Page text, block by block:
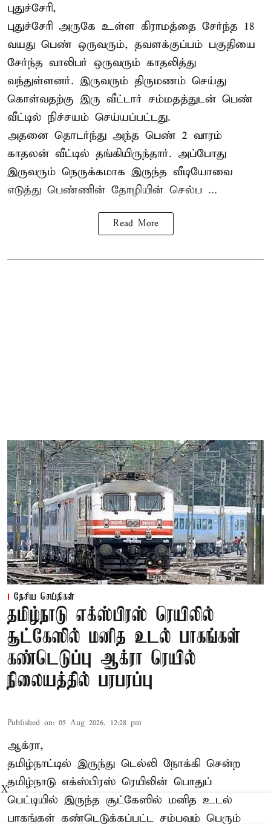
புதுச்சேரி,
புதுச்சேரி அருகே உள்ள கிராமத்தை சேர்ந்த 18
வயது பெண் ஒருவரும், தவளக்குப்பம் பகுதியை
சேர்ந்த வாலிபர் ஒருவரும் காதலித்து
வந்துள்ளனர். இருவரும் திருமணம் செய்து
கொள்வதற்கு இரு வீட்டார் சம்மதத்துடன் பெண்
வீட்டில் நிச்சயம் செய்யப்பட்டது.
அதனை தொடர்ந்து அந்த பெண் 2 வாரம்
காதலன் வீட்டில் தங்கியிருந்தார். அப்போது
இருவரும் நெருக்கமாக இருந்த வீடியோவை
எடுத்து பெண்ணின் தோழியின் செல்ப ...
Read More
தேசிய செய்திகள்
தமிழ்நாடு எக்ஸ்பிரஸ் ரெயிலில்
சூட்கேஸில் மனித உடல் பாகங்கள்
கண்டெடுப்பு ஆக்ரா ரெயில்
நிலையத்தில் பரபரப்பு
Published on: 05 Aug 2026, 12:28 pm
ஆக்ரா,
தமிழ்நாட்டில் இருந்து டெல்லி நோக்கி சென்ற
தமிழ்நாடு எக்ஸ்பிரஸ் ரெயிலின் பொதுப்
பெட்டியில் இருந்த சூட்கேஸில் மனித உடல்
பாகங்கள் கண்டெடுக்கப்பட்ட சம்பவம் பெரும்
X